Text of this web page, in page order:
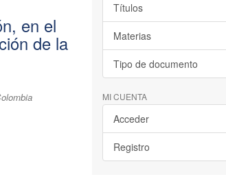
en el
de la
Títulos
Materias
Tipo de documento
MI CUENTA
Acceder
Registro